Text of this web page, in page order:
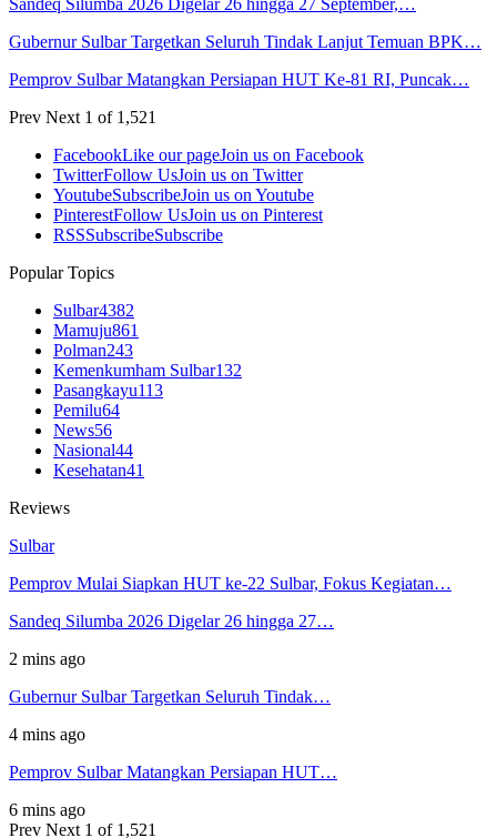
Gubernur Sulbar Targetkan Seluruh Tindak Lanjut Temuan BPK…
Pemprov Sulbar Matangkan Persiapan HUT Ke-81 RI, Puncak…
Prev Next 1 of 1,521
FacebookLike our pageJoin us on Facebook
TwitterFollow UsJoin us on Twitter
YoutubeSubscribeJoin us on Youtube
PinterestFollow UsJoin us on Pinterest
RSSSubscribeSubscribe
Popular Topics
Sulbar4382
Mamuju861
Polman243
Kemenkumham Sulbar132
Pasangkayu113
Pemilu64
News56
Nasional44
Kesehatan41
Reviews
Sulbar
Pemprov Mulai Siapkan HUT ke-22 Sulbar, Fokus Kegiatan…
Sandeq Silumba 2026 Digelar 26 hingga 27…
2 mins ago
Gubernur Sulbar Targetkan Seluruh Tindak…
4 mins ago
Pemprov Sulbar Matangkan Persiapan HUT…
6 mins ago
Prev Next 1 of 1,521